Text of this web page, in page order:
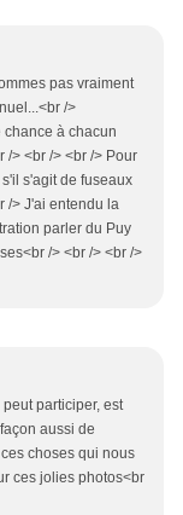
pas vraiment
/>
chance à chacun
/> <br /> <br /> Pour
s'agit de fuseaux
/> J'ai entendu la
parler du Puy
/> <br /> <br />
participer, est
aussi de
choses qui nous
ces jolies photos<br